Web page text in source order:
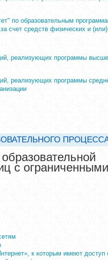
по образовательным
счет средств физических и
реализующих программы
реализующих программы
с ограниченными
к которым имеют